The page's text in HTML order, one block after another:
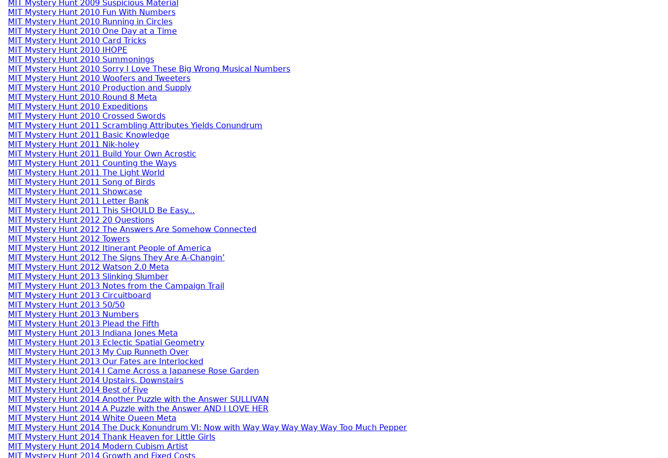
MIT Mystery Hunt 2009 Suspicious Material
MIT Mystery Hunt 2010 Fun With Numbers
MIT Mystery Hunt 2010 Running in Circles
MIT Mystery Hunt 2010 One Day at a Time
MIT Mystery Hunt 2010 Card Tricks
MIT Mystery Hunt 2010 IHOPE
MIT Mystery Hunt 2010 Summonings
MIT Mystery Hunt 2010 Sorry I Love These Big Wrong Musical Numbers
MIT Mystery Hunt 2010 Woofers and Tweeters
MIT Mystery Hunt 2010 Production and Supply
MIT Mystery Hunt 2010 Round 8 Meta
MIT Mystery Hunt 2010 Expeditions
MIT Mystery Hunt 2010 Crossed Swords
MIT Mystery Hunt 2011 Scrambling Attributes Yields Conundrum
MIT Mystery Hunt 2011 Basic Knowledge
MIT Mystery Hunt 2011 Nik-holey
MIT Mystery Hunt 2011 Build Your Own Acrostic
MIT Mystery Hunt 2011 Counting the Ways
MIT Mystery Hunt 2011 The Light World
MIT Mystery Hunt 2011 Song of Birds
MIT Mystery Hunt 2011 Showcase
MIT Mystery Hunt 2011 Letter Bank
MIT Mystery Hunt 2011 This SHOULD Be Easy...
MIT Mystery Hunt 2012 20 Questions
MIT Mystery Hunt 2012 The Answers Are Somehow Connected
MIT Mystery Hunt 2012 Towers
MIT Mystery Hunt 2012 Itinerant People of America
MIT Mystery Hunt 2012 The Signs They Are A-Changin’
MIT Mystery Hunt 2012 Watson 2.0 Meta
MIT Mystery Hunt 2013 Slinking Slumber
MIT Mystery Hunt 2013 Notes from the Campaign Trail
MIT Mystery Hunt 2013 Circuitboard
MIT Mystery Hunt 2013 50/50
MIT Mystery Hunt 2013 Numbers
MIT Mystery Hunt 2013 Plead the Fifth
MIT Mystery Hunt 2013 Indiana Jones Meta
MIT Mystery Hunt 2013 Eclectic Spatial Geometry
MIT Mystery Hunt 2013 My Cup Runneth Over
MIT Mystery Hunt 2013 Our Fates are Interlocked
MIT Mystery Hunt 2014 I Came Across a Japanese Rose Garden
MIT Mystery Hunt 2014 Upstairs, Downstairs
MIT Mystery Hunt 2014 Best of Five
MIT Mystery Hunt 2014 Another Puzzle with the Answer SULLIVAN
MIT Mystery Hunt 2014 A Puzzle with the Answer AND I LOVE HER
MIT Mystery Hunt 2014 White Queen Meta
MIT Mystery Hunt 2014 The Duck Konundrum VI: Now with Way Way Way Way Way Too Much Pepper
MIT Mystery Hunt 2014 Thank Heaven for Little Girls
MIT Mystery Hunt 2014 Modern Cubism Artist
MIT Mystery Hunt 2014 Growth and Fixed Costs